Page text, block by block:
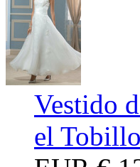
Vestido
el